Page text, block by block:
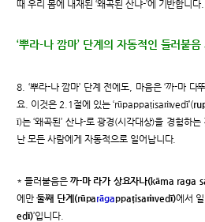
때 우리 몸에 내재된 ‘왜곡된 산냐-’에 기반합니다.
‘뿌라-나 깜마’ 단계의 자동적인 들러붙음
8. ‘뿌라-나 깜마’ 단계 전에도, 마음은 ‘까-마
요. 이것은 2.1절에 있는 ‘rūpappaṭisaṁvedī’(
ī)는 ‘왜곡된’ 산냐-로 광경(시각대상)을 경험하
난 모든 사람에게 자동적으로 일어납니다.
* 들러붙음은까-마 라가 상요자나(kāma raga
에만둘째 단계(rūparāgappaṭisaṁvedī)에서
edī)’입니다.